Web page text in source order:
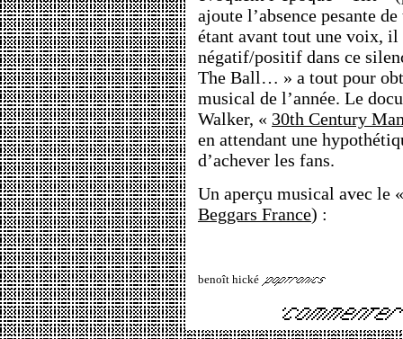
ajoute l’absence pesante
étant avant tout une voix,
négatif/positif dans ce
The Ball… » a tout pour
musical de l’année. Le
Walker, « 30th Century
en attendant une
d’achever les fans.
Un aperçu musical avec le
Beggars France) :
benoît hické